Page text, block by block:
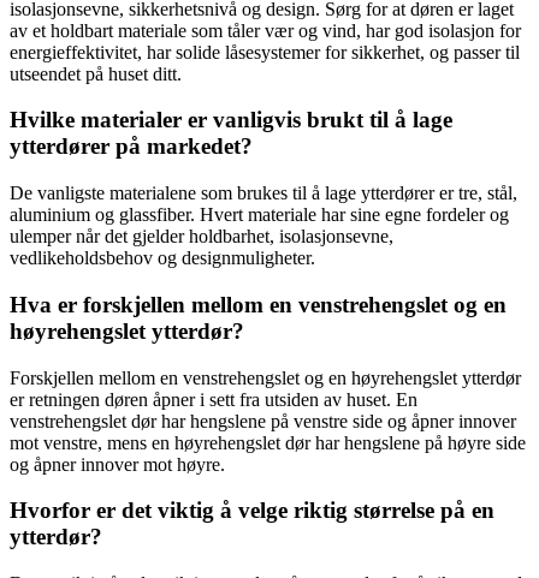
isolasjonsevne, sikkerhetsnivå og design. Sørg for at døren er laget
av et holdbart materiale som tåler vær og vind, har god isolasjon for
energieffektivitet, har solide låsesystemer for sikkerhet, og passer til
utseendet på huset ditt.
Hvilke materialer er vanligvis brukt til å lage
ytterdører på markedet?
De vanligste materialene som brukes til å lage ytterdører er tre, stål,
aluminium og glassfiber. Hvert materiale har sine egne fordeler og
ulemper når det gjelder holdbarhet, isolasjonsevne,
vedlikeholdsbehov og designmuligheter.
Hva er forskjellen mellom en venstrehengslet og en
høyrehengslet ytterdør?
Forskjellen mellom en venstrehengslet og en høyrehengslet ytterdør
er retningen døren åpner i sett fra utsiden av huset. En
venstrehengslet dør har hengslene på venstre side og åpner innover
mot venstre, mens en høyrehengslet dør har hengslene på høyre side
og åpner innover mot høyre.
Hvorfor er det viktig å velge riktig størrelse på en
ytterdør?